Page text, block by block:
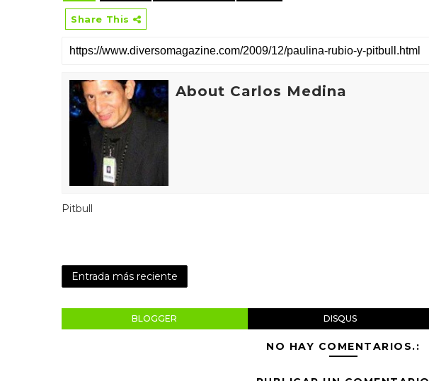
Share This
About Carlos Medina
Pitbull
Entrada más reciente
BLOGGER DISQUS
NO HAY COMENTARIOS.: